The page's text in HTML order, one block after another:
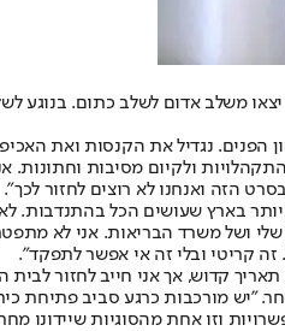
משלב אדום לשלב כתום.
הפנים. נגדיל את הקנסות ואת
ולקיום מסיבות
הזה ואנחנו לא רוצים לחזור לכך".
בארץ שעושים הכל
ושל משרד הבריאות. אני לא
זה קריטי ובלי זה אי אפשר לתפקד".
"יש מורכבות כרגע סביב פתיחת
וזו אחת מהסוגיות שיידונו